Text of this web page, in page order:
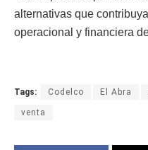
alternativas que
operacional y financiera
Tags: Codelco El Abra
venta